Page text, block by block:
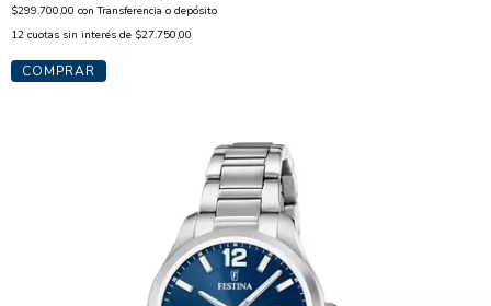
$299.700,00 con Transferencia o depósito
12 cuotas sin interés de $27.750,00